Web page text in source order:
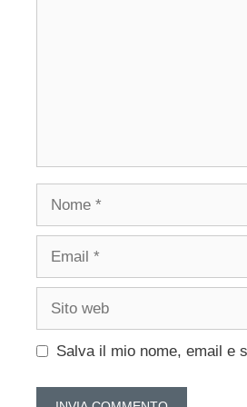
Nome
Email
Sito
Salva il mio nome, email e